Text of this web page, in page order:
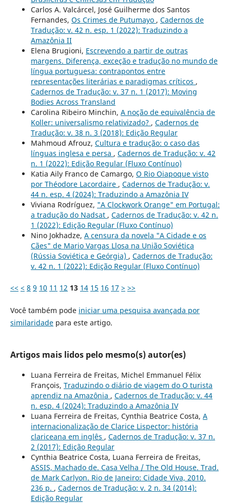
Carlos A. Valcárcel, José Guilherme dos Santos
Fernandes, Os Crimes de Putumayo , Cadernos de
Tradução: v. 42 n. esp. 1 (2022): Traduzindo a
Amazônia II
Elena Brugioni, Escrevendo a partir de outras
margens. Diferença, exceção e tradução no mundo de
língua portuguesa: contrapontos entre
representações literárias e paradigmas críticos ,
Cadernos de Tradução: v. 37 n. 1 (2017): Moving
Bodies Across Transland
Carolina Ribeiro Minchin, A noção de equivalência de
Koller: universalismo relativizado? , Cadernos de
Tradução: v. 38 n. 3 (2018): Edição Regular
Mahmoud Afrouz, Cultura e tradução: o caso das
línguas inglesa e persa , Cadernos de Tradução: v. 42
n. 1 (2022): Edição Regular (Fluxo Contínuo)
Katia Aily Franco de Camargo, O Rio Oiapoque visto
por Théodore Lacordaire , Cadernos de Tradução: v.
44 n. esp. 4 (2024): Traduzindo a Amazônia IV
Viviana Rodríguez, "A Clockwork Orange" em Portugal:
a tradução do Nadsat , Cadernos de Tradução: v. 42 n.
1 (2022): Edição Regular (Fluxo Contínuo)
Nino Jokhadze, A censura da novela "A Cidade e os
Cães" de Mario Vargas Llosa na União Soviética
(Rússia Soviética e Geórgia) , Cadernos de Tradução:
v. 42 n. 1 (2022): Edição Regular (Fluxo Contínuo)
<< < 8 9 10 11 12 13 14 15 16 17 > >>
Você também pode iniciar uma pesquisa avançada por
similaridadepara este artigo.
Artigos mais lidos pelo mesmo(s) autor(es)
Luana Ferreira de Freitas, Michel Emmanuel Félix
François, Traduzindo o diário de viagem do O turista
aprendiz na Amazônia , Cadernos de Tradução: v. 44
n. esp. 4 (2024): Traduzindo a Amazônia IV
Luana Ferreira de Freitas, Cynthia Beatrice Costa, A
internacionalização de Clarice Lispector: história
clariceana em inglês , Cadernos de Tradução: v. 37 n.
2 (2017): Edição Regular
Cynthia Beatrice Costa, Luana Ferreira de Freitas,
ASSIS, Machado de. Casa Velha / The Old House. Trad.
de Mark Carlyon. Rio de Janeiro: Cidade Viva, 2010.
236 p. , Cadernos de Tradução: v. 2 n. 34 (2014):
Edição Regular